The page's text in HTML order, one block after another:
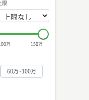
上限
万 150万
60万~100万